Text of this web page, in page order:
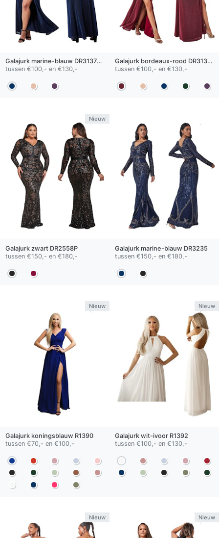
Galajurk marine-blauw DR3137QS
tussen €100,- en €130,-
Galajurk bordeaux-rood DR3137-A
tussen €100,- en €130,-
Nieuw
Galajurk zwartDR2558P
tussen €150,- en €180,-
Galajurk marine-blauw DR3235
tussen €150,- en €180,-
Nieuw
Galajurk koningsblauw R1390
tussen €70,- en €100,-
Nieuw
Galajurk wit-ivoorR1392
tussen €100,- en €130,-
Nieuw Nieuw